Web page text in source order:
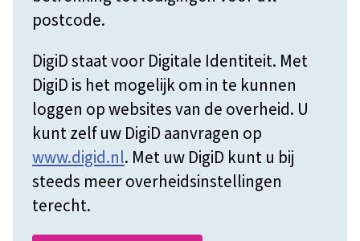
postcode.
DigiD staat voor Digitale Identiteit. Met
DigiD is het mogelijk om in te kunnen
loggen op websites van de overheid. U
kunt zelf uw DigiD aanvragen op
www.digid.nl. Met uw DigiD kunt u bij
steeds meer overheidsinstellingen
terecht.